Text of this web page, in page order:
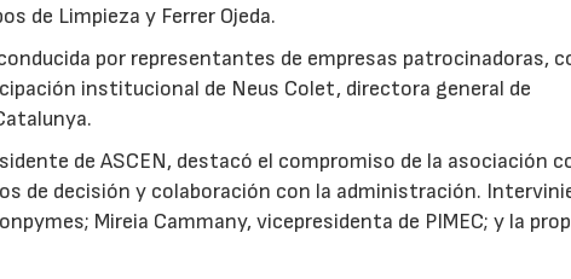
de Limpieza y Ferrer Ojeda.
por representantes de empresas patrocinadoras,
institucional de Neus Colet, directora general de
de ASCEN, destacó el compromiso de la asociación
de decisión y colaboración con la administración.
Mireia Cammany, vicepresidenta de PIMEC; y la